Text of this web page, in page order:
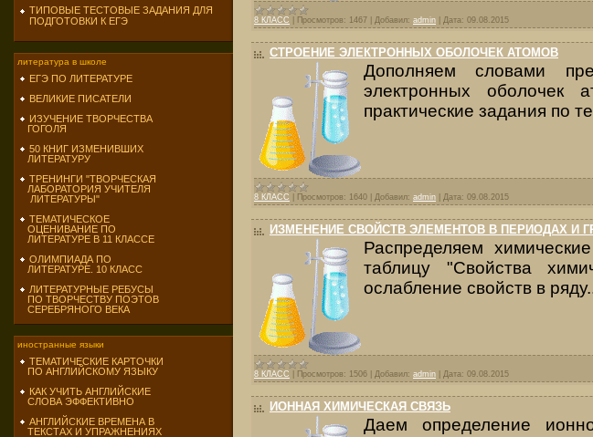
ТИПОВЫЕ ТЕСТОВЫЕ ЗАДАНИЯ ДЛЯ
ПОДГОТОВКИ К ЕГЭ
литература в школе
ЕГЭ ПО ЛИТЕРАТУРЕ
ВЕЛИКИЕ ПИСАТЕЛИ
ИЗУЧЕНИЕ ТВОРЧЕСТВА
ГОГОЛЯ
50 КНИГ ИЗМЕНИВШИХ
ЛИТЕРАТУРУ
ТРЕНИНГИ "ТВОРЧЕСКАЯ
ЛАБОРАТОРИЯ УЧИТЕЛЯ
ЛИТЕРАТУРЫ"
ТЕМАТИЧЕСКОЕ
ОЦЕНИВАНИЕ ПО
ЛИТЕРАТУРЕ В 11 КЛАССЕ
ОЛИМПИАДА ПО
ЛИТЕРАТУРЕ. 10 КЛАСС
ЛИТЕРАТУРНЫЕ РЕБУСЫ
ПО ТВОРЧЕСТВУ ПОЭТОВ
СЕРЕБРЯНОГО ВЕКА
иностранные языки
ТЕМАТИЧЕСКИЕ КАРТОЧКИ
ПО АНГЛИЙСКОМУ ЯЗЫКУ
КАК УЧИТЬ АНГЛИЙСКИЕ
СЛОВА ЭФФЕКТИВНО
АНГЛИЙСКИЕ ВРЕМЕНА В
ТЕКСТАХ И УПРАЖНЕНИЯХ
8 КЛАСС Просмотров: 1467 Добавил: admin Дата: 09.08.2015
СТРОЕНИЕ ЭЛЕКТРОННЫХ ОБОЛОЧЕК АТОМОВ
Дополняем словами
электронных оболочек
практические задания по
8 КЛАСС Просмотров: 1640 Добавил: admin Дата: 09.08.2015
ИЗМЕНЕНИЕ СВОЙСТВ ЭЛЕМЕНТОВ В ПЕРИОДАХ И
Распределяем
таблицу "Свойства
ослабление свойств в
8 КЛАСС Просмотров: 1506 Добавил: admin Дата: 09.08.2015
ИОННАЯ ХИМИЧЕСКАЯ СВЯЗЬ
Даем определение